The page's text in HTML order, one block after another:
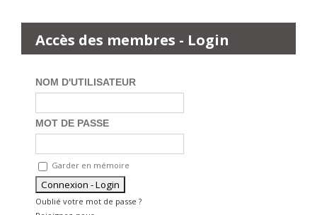
Accès des membres - Login
NOM D'UTILISATEUR
MOT DE PASSE
Garder en mémoire
Oublié votre mot de passe ?